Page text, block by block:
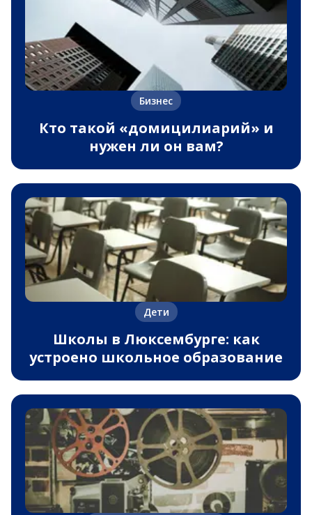
Бизнес
Кто такой «домицилиарий» и
нужен ли он вам?
Дети
Школы в Люксембурге: как
устроено школьное образование